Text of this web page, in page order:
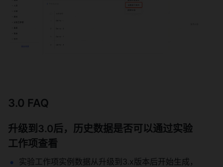
3.0 FAQ
升级到3.0后，历史数据是否可以通过实验
工作项查看
实验工作项实例数据从升级到3.x版本后开始生成，